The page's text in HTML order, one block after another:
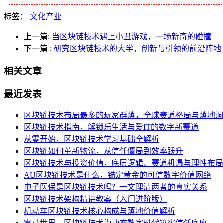
标签： 文化产业
上一篇: 当区块链技术遇上小丑游戏，一场新奇的碰撞
下一篇 : 研究区块链技术的大学，创新与引领的前沿阵地
相关文章
最近发表
区块链技术布局最多的玩家群落，全球赛道格局与落地
区块链技术指南，解锁乐生活与爱IT的数字新赛道
从零开始，区块链技术学习基础全解析
区块链如何革新物流，从信任僵局到效率跃升
区块链技术与投资价值，底层逻辑、赛道机遇与理性布局
AU区块链技术是什么，锚定黄金的可信数字价值网络
电子医保是区块链技术吗？一文理清两者的真实关系
区块链技术架构精讲教案（入门进阶版）
机动车区块链技术核心构成与落地价值解析